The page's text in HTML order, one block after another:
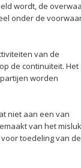
wordt, de
onder de
van de
de continuïteit. Het
worden
niet aan een van
van het
toedeling van de